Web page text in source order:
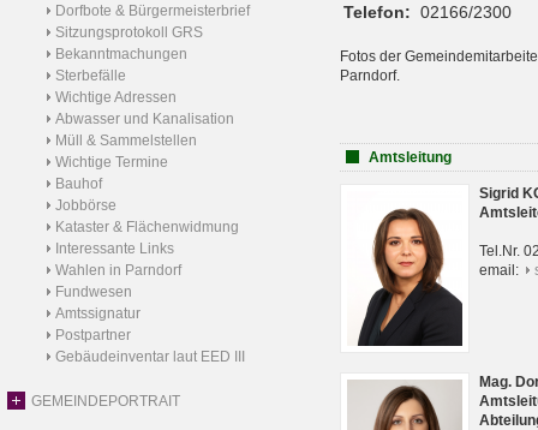
Dorfbote & Bürgermeisterbrief
Sitzungsprotokoll GRS
Bekanntmachungen
Sterbefälle
Wichtige Adressen
Abwasser und Kanalisation
Müll & Sammelstellen
Wichtige Termine
Bauhof
Jobbörse
Kataster & Flächenwidmung
Interessante Links
Wahlen in Parndorf
Fundwesen
Amtssignatur
Postpartner
Gebäudeinventar laut EED III
GEMEINDEPORTRAIT
Telefon: 02166/2300
Fotos der
Parndorf.
Amtsleitung
Sigrid
Tel.Nr.
email:
Mag.